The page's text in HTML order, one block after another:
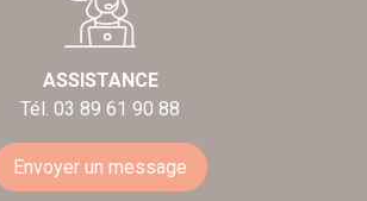
ASSISTANCE
Tél. 03 89 61 90 88
Envoyer un message